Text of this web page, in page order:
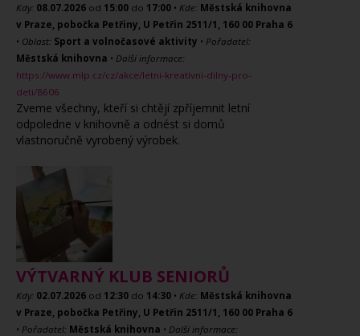
Kdy: 08.07.2026 od 15:00 do 17:00 • Kde: Městská knihovna
v Praze, pobočka Petřiny, U Petřin 2511/1, 160 00 Praha 6
• Oblast: Sport a volnočasové aktivity • Pořadatel:
Městská knihovna • Další informace:
https://www.mlp.cz/cz/akce/letni-kreativni-dilny-pro-
deti/8606
Zveme všechny, kteří si chtějí zpříjemnit letní
odpoledne v knihovně a odnést si domů
vlastnoručně vyrobený výrobek.
VÝTVARNÝ KLUB SENIORŮ
Kdy: 02.07.2026 od 12:30 do 14:30 • Kde: Městská knihovna
v Praze, pobočka Petřiny, U Petřin 2511/1, 160 00 Praha 6
• Pořadatel: Městská knihovna • Další informace: